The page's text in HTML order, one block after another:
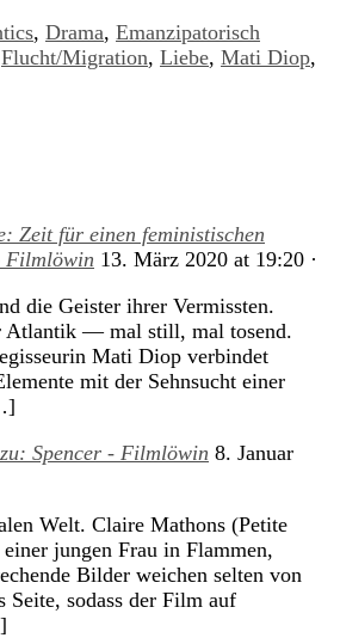
, Drama, Emanzipatorisch
Flucht/Migration, Liebe, Mati Diop,
Zeit für einen feministischen
Filmlöwin 13. März 2020 at 19:20 ·
die Geister ihrer Vermissten.
Atlantik — mal still, mal tosend.
Mati Diop verbindet
mit der Sehnsucht einer
Spencer - Filmlöwin 8. Januar
Welt. Claire Mathons (Petite
jungen Frau in Flammen,
Bilder weichen selten von
Seite, sodass der Film auf